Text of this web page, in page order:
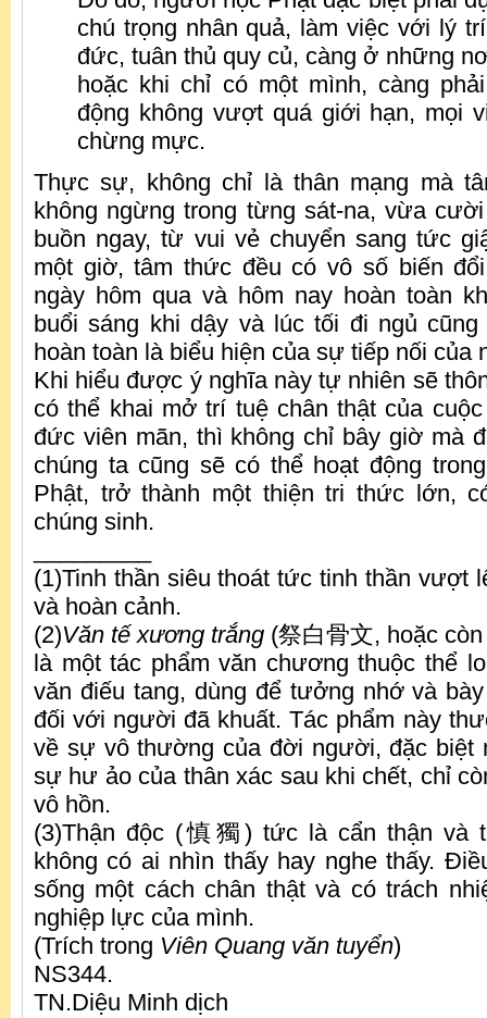
chú trọng nhân quả, làm việc với lý
đức, tuân thủ quy củ, càng ở những
hoặc khi chỉ có một mình, càng
động không vượt quá giới hạn, mọi
chừng mực.
Thực sự, không chỉ là thân mạng mà
không ngừng trong từng sát-na, vừa
buồn ngay, từ vui vẻ chuyển sang tức
một giờ, tâm thức đều có vô số biến
ngày hôm qua và hôm nay hoàn toàn
buổi sáng khi dậy và lúc tối đi ngủ
hoàn toàn là biểu hiện của sự tiếp nối của
Khi hiểu được ý nghĩa này tự nhiên sẽ
có thể khai mở trí tuệ chân thật của
đức viên mãn, thì không chỉ bây giờ mà
chúng ta cũng sẽ có thể hoạt động
Phật, trở thành một thiện tri thức lớn,
chúng sinh.
(1)Tinh thần siêu thoát tức tinh thần vượt
và hoàn cảnh.
(2)Văn tế xương trắng (祭白骨文, hoặc
là một tác phẩm văn chương thuộc thể
văn điếu tang, dùng để tưởng nhớ và
đối với người đã khuất. Tác phẩm này
về sự vô thường của đời người, đặc biệt
sự hư ảo của thân xác sau khi chết, chỉ
vô hồn.
(3)Thận độc (慎獨) tức là cẩn thận và
không có ai nhìn thấy hay nghe thấy.
sống một cách chân thật và có trách
nghiệp lực của mình.
(Trích trong Viên Quang văn tuyển)
NS344.
TN.Diệu Minh dịch